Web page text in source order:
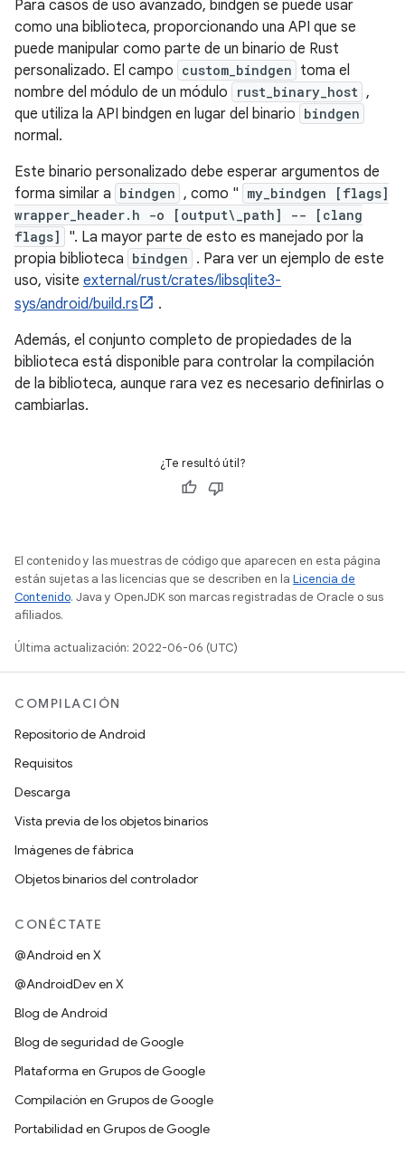
Para casos de uso avanzado, bindgen se puede usar
como una biblioteca, proporcionando una API que se
puede manipular como parte de un binario de Rust
personalizado. El campo custom_bindgen toma el
nombre del módulo de un módulo
rust_binary_host ,
que utiliza la API bindgen en lugar del binario bindgen
normal.
Este binario personalizado debe esperar argumentos de
forma similar a bindgen , como " my_bindgen [flags]
wrapper_header.h -o [output\_path] -- [clang
flags]
". La mayor parte de esto es manejado por la
propia biblioteca bindgen . Para ver un ejemplo de este
uso, visite external/rust/crates/libsqlite3-
sys/android/build.rs
.
Además, el conjunto completo de propiedades de la
biblioteca está disponible para controlar la compilación
de la biblioteca, aunque rara vez es necesario definirlas o
cambiarlas.
¿Te resultó útil?
El contenido y las muestras de código que aparecen en esta página
están sujetas a las licencias que se describen en la Licencia de
Contenido. Java y OpenJDK son marcas registradas de Oracle o sus
afiliados.
Última actualización: 2022-06-06 (UTC)
COMPILACIÓN
Repositorio de Android
Requisitos
Descarga
Vista previa de los objetos binarios
Imágenes de fábrica
Objetos binarios del controlador
CONÉCTATE
@Android en X
@AndroidDev en X
Blog de Android
Blog de seguridad de Google
Plataforma en Grupos de Google
Compilación en Grupos de Google
Portabilidad en Grupos de Google